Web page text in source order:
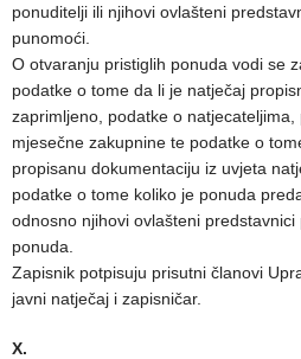
ponuditelji ili njihovi ovlašteni
punomoći.
O otvaranju pristiglih ponuda vodi se
podatke o tome da li je natječaj
zaprimljeno, podatke o natjecateljima,
mjesečne zakupnine te podatke o
propisanu dokumentaciju iz uvjeta
podatke o tome koliko je ponuda
odnosno njihovi ovlašteni
ponuda.
Zapisnik potpisuju prisutni članovi
javni natječaj i zapisničar.
X.